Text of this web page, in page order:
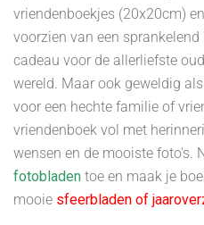
vriendenboekjes (20x20cm)
voorzien van een
cadeau voor de allerliefste
wereld. Maar ook geweldig
voor een hechte familie of
vriendenboek vol met
wensen en de mooiste foto's.
fotobladen toe en maak je
mooie sfeerbladen of